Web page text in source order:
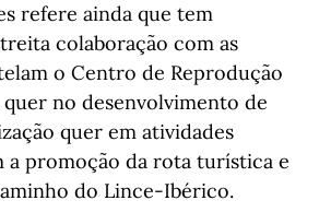
refere ainda que tem
colaboração com as
o Centro de Reprodução
no desenvolvimento de
quer em atividades
a promoção da rota turística e
do Lince-Ibérico.